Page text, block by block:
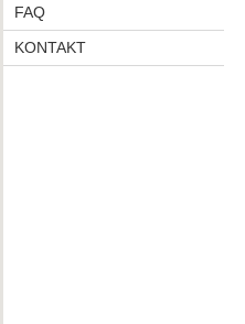
FAQ
KONTAKT